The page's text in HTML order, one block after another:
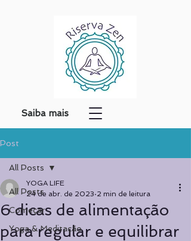
Saiba mais
Post
All Posts
Começar
Yoga & Meditação
All Posts
6 dicas de alimentação
para regular e equilibrar
YOGA LIFE
24 de abr. de 2023 2 min de leitura